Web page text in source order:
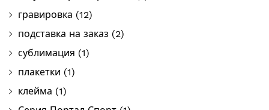
гравировка (12)
подставка на заказ (2)
сублимация (1)
плакетки (1)
клейма (1)